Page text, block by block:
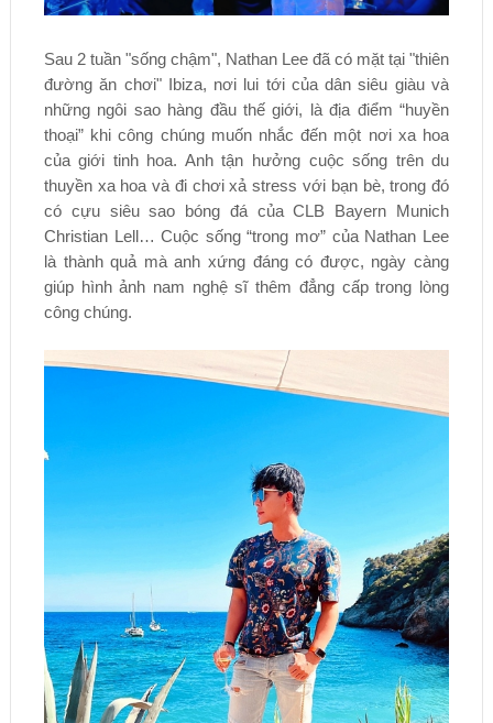
Sau 2 tuần "sống chậm", Nathan Lee đã có mặt tại "thiên
đường ăn chơi" Ibiza, nơi lui tới của dân siêu giàu và
những ngôi sao hàng đầu thế giới, là địa điểm “huyền
thoại” khi công chúng muốn nhắc đến một nơi xa hoa
của giới tinh hoa. Anh tận hưởng cuộc sống trên du
thuyền xa hoa và đi chơi xả stress với bạn bè, trong đó
có cựu siêu sao bóng đá của CLB Bayern Munich
Christian Lell… Cuộc sống “trong mơ” của Nathan Lee
là thành quả mà anh xứng đáng có được, ngày càng
giúp hình ảnh nam nghệ sĩ thêm đẳng cấp trong lòng
công chúng.